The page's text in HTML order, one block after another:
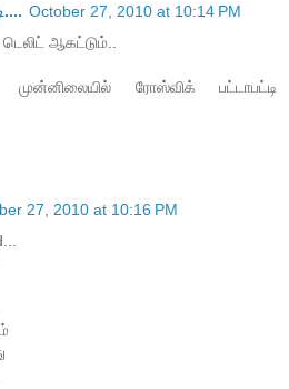
October 27, 2010 at 10:14 PM
ஆகட்டும்..
ரோஸ்விக் பட்டாபட்டி
27, 2010 at 10:16 PM